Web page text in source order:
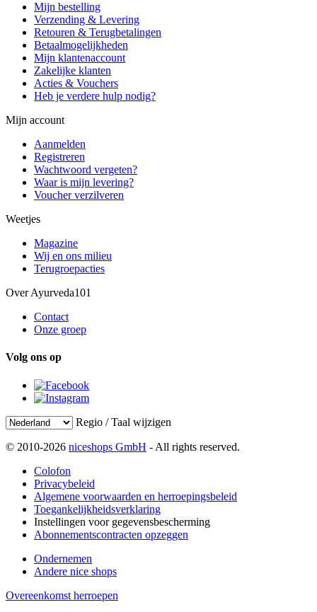
Mijn bestelling
Verzending & Levering
Retouren & Terugbetalingen
Betaalmogelijkheden
Mijn klantenaccount
Zakelijke klanten
Acties & Vouchers
Heb je verdere hulp nodig?
Mijn account
Aanmelden
Registreren
Wachtwoord vergeten?
Waar is mijn levering?
Voucher verzilveren
Weetjes
Magazine
Wij en ons milieu
Terugroepacties
Over Ayurveda101
Contact
Onze groep
Volg ons op
Regio / Taal wijzigen
© 2010-2026 niceshops GmbH - All rights reserved.
Colofon
Privacybeleid
Algemene voorwaarden en herroepingsbeleid
Toegankelijkheidsverklaring
Instellingen voor gegevensbescherming
Abonnementscontracten opzeggen
Ondernemen
Andere nice shops
Overeenkomst herroepen